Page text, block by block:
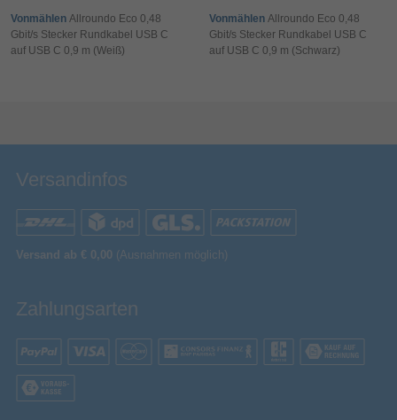
Verpackungshöhe
Verpackungsbreite 101 mm
Vonmählen Allroundo Eco 0,48
Gbit/s Stecker Rundkabel USB C
auf USB C 0,9 m (Weiß)
Vonmählen Allroundo Eco 0,48
Gbit/s Stecker Rundkabel USB C
auf USB C 0,9 m (Schwarz)
Versandinfos
Versand ab € 0,00 (Ausnahmen möglich)
Zahlungsarten